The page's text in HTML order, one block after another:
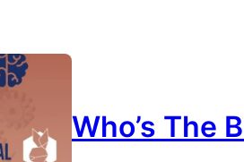
Who’s The